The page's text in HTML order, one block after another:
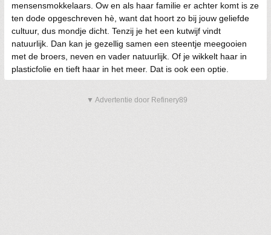
mensensmokkelaars. Ow en als haar familie er achter komt is ze
ten dode opgeschreven hè, want dat hoort zo bij jouw geliefde
cultuur, dus mondje dicht. Tenzij je het een kutwijf vindt
natuurlijk. Dan kan je gezellig samen een steentje meegooien
met de broers, neven en vader natuurlijk. Of je wikkelt haar in
plasticfolie en tieft haar in het meer. Dat is ook een optie.
▼ Advertentie door Refinery89